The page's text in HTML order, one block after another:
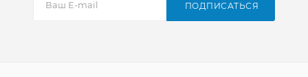
ПОДПИСАТЬСЯ